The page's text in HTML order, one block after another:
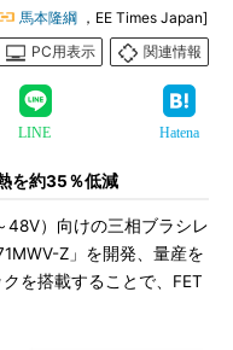
馬本隆綱 ，EE Times Japan]
PC用表示
関連情報
LINE Hatena
を約35％低減
）向けの三相ブラシレ
Z」を開発、量産を
を搭載することで、FET